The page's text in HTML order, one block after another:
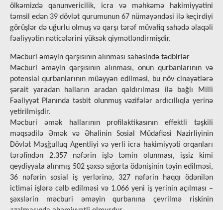
ölkəmizdə qanunvericilik, icra və məhkəmə hakimiyyətini
təmsil edən 39 dövlət qurumunun 67 nümayəndəsi ilə keçirdiyi
görüşlər də uğurlu olmuş və qarşı tərəf müvafiq sahədə əlaqəli
fəaliyyətin nəticələrini yüksək qiymətləndirmişdir.
Məcburi əməyin qarşısının alınması sahəsində tədbirlər
Məcburi əməyin qarşısının alınması, onun qurbanlarının və
potensial qurbanlarının müəyyən edilməsi, bu növ cinayətlərə
şərait yaradan halların aradan qaldırılması ilə bağlı Milli
Fəaliyyət Planında təsbit olunmuş vəzifələr ardıcıllıqla yerinə
yetirilmişdir.
Məcburi əmək hallarının profilaktikasının effektli təşkili
məqsədilə Əmək və Əhalinin Sosial Müdafiəsi Nazirliyinin
Dövlət Məşğulluq Agentliyi və yerli icra hakimiyyəti orqanları
tərəfindən 2.357 nəfərin işlə təmin olunması, işsiz kimi
qeydiyyata alınmış 502 şəxsə sığorta ödənişinin təyin edilməsi,
36 nəfərin sosial iş yerlərinə, 327 nəfərin haqqı ödənilən
ictimai işlərə cəlb edilməsi və 1.066 yeni iş yerinin açılması –
şəxslərin məcburi əməyin qurbanına çevrilmə riskinin